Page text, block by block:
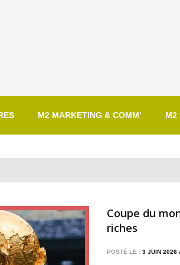
M2 MARKETING & COMM’ M2
Coupe du
riches
POSTÉ LE : 3 JUIN